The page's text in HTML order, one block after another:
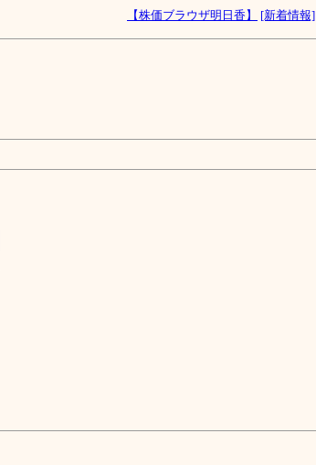
【株価ブラウザ明日香】 [新着情報]